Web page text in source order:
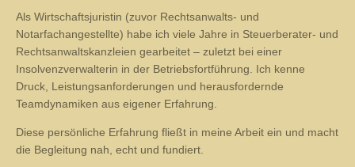
Aus der Praxis – für die Praxis
Als Wirtschaftsjuristin (zuvor Rechtsanwalts- und
Notarfachangestellte) habe ich viele Jahre in Steuerberater- und
Rechtsanwaltskanzleien gearbeitet – zuletzt bei einer
Insolvenzverwalterin in der Betriebsfortführung. Ich kenne
Druck, Leistungsanforderungen und herausfordernde
Teamdynamiken aus eigener Erfahrung.